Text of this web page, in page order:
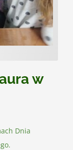
w
Dnia